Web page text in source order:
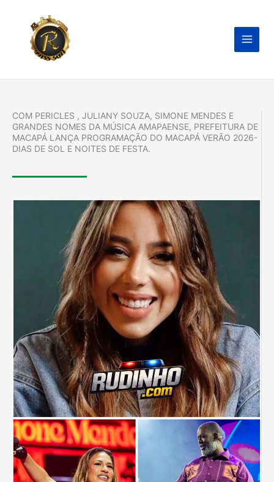
conteúdo
COM PERICLES , JULIANY SOUZA, SIMONE MENDES E
GRANDES NOMES DA MÚSICA AMAPAENSE, PREFEITURA DE
MACAPÁ LANÇA PROGRAMAÇÃO DO MACAPÁ VERÃO 2026-
DIAS DE SOL E NOITES DE FESTA.